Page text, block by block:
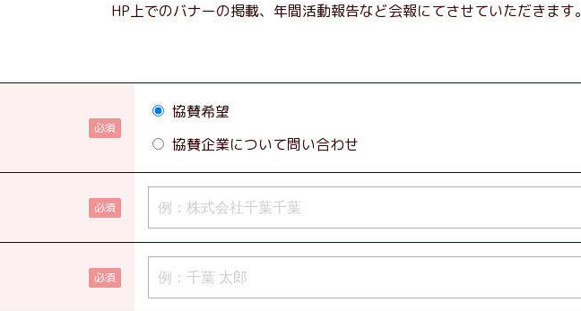
HP上でのバナーの掲載、年間活動報告など会報にてさせていただきます。
協賛希望
協賛企業について問い合わせ